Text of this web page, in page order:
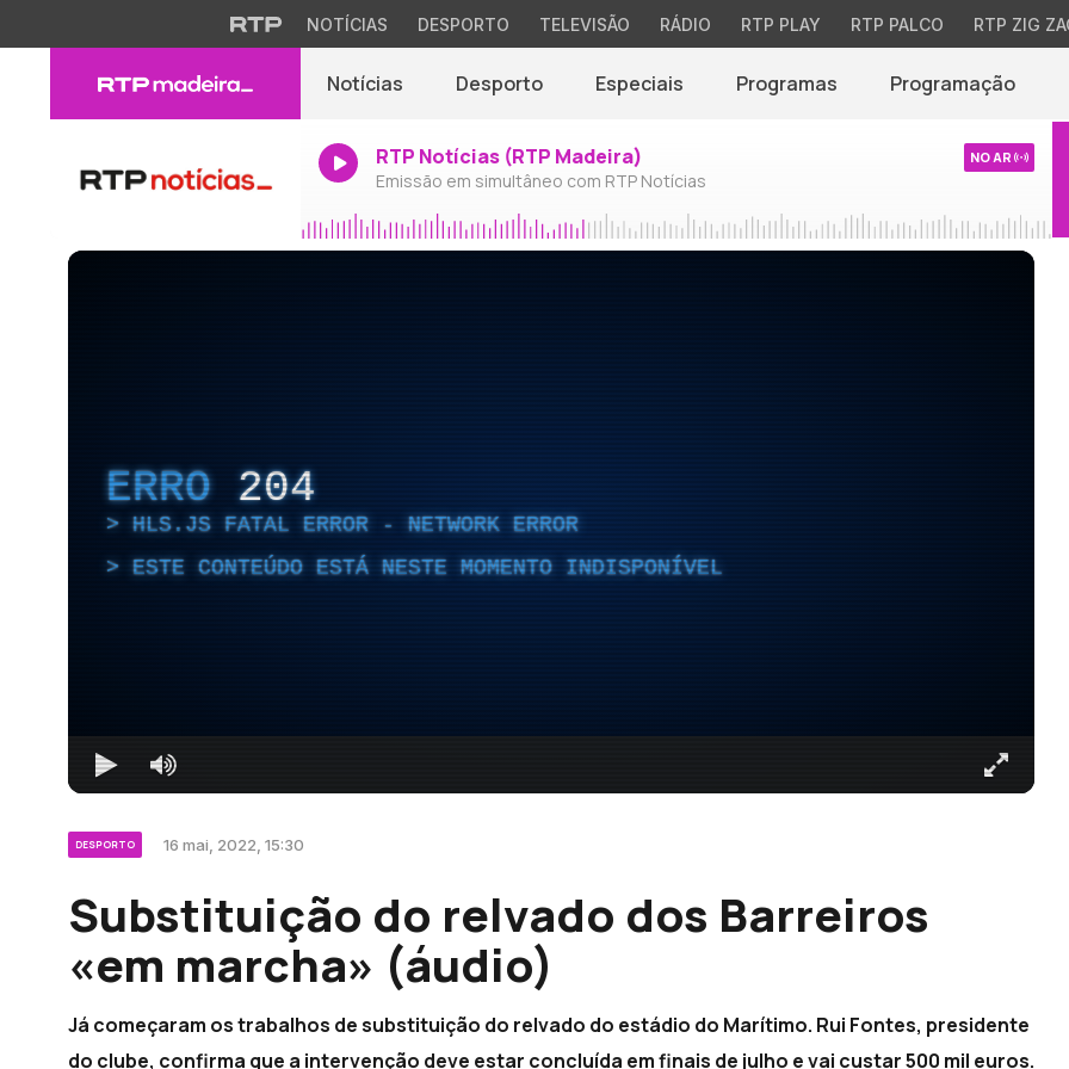
NOTÍCIAS DESPORTO TELEVISÃO RÁDIO RTP PLAY RTP PALCO RTP ZIG
Notícias Desporto Especiais Programas Programação
RTP Notícias (RTP Madeira)
Emissão em simultâneo com RTP Notícias
NO AR
ERRO 204
HLS.JS FATAL ERROR - NETWORK ERROR
ESTE CONTEÚDO ESTÁ NESTE MOMENTO INDISPONÍVEL
DESPORTO 16 mai, 2022, 15:30
Substituição do relvado dos Barreiros
«em marcha» (áudio)
Já começaram os trabalhos de substituição do relvado do estádio do Marítimo. Rui Fontes, presidente
do clube, confirma que a intervenção deve estar concluída em finais de julho e vai custar 500 mil euros.